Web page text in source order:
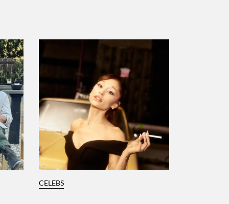
CELEBS